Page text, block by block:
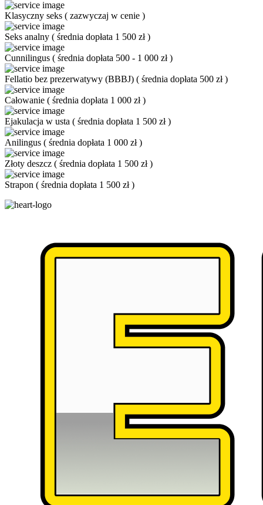
Klasyczny seks ( zazwyczaj w cenie )
Seks analny ( średnia dopłata 1 500 zł)
Cunnilingus ( średnia dopłata 500 - 1 000 zł)
Fellatio bez prezerwatywy (BBBJ) ( średnia dopłata 500 zł)
Całowanie ( średnia dopłata 1 000 zł)
Ejakulacja w usta ( średnia dopłata 1 500 zł)
Anilingus ( średnia dopłata 1 000 zł)
Złoty deszcz ( średnia dopłata 1 500 zł)
Strapon ( średnia dopłata 1 500 zł)